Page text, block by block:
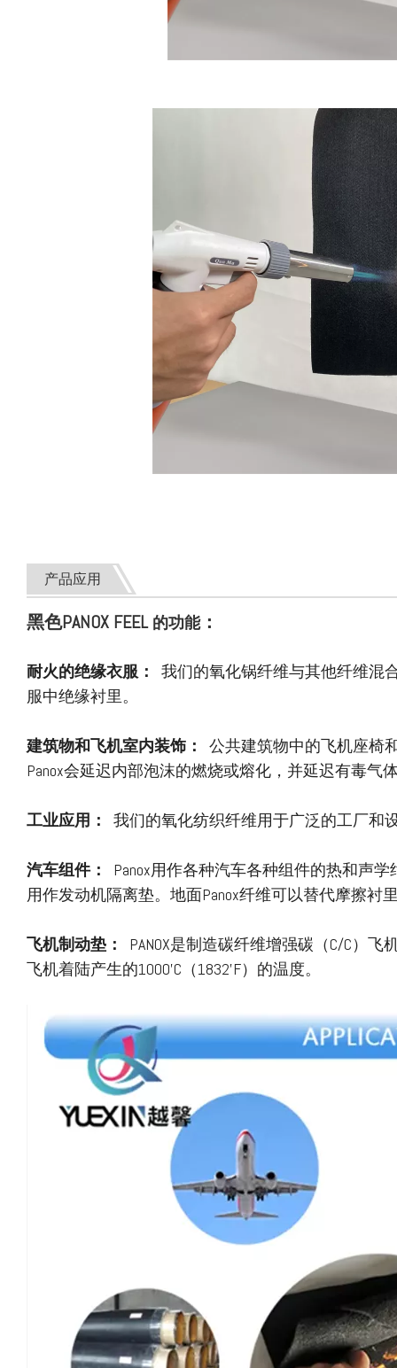
产品应用
黑色PANOX FEEL 的功能：
耐火的绝缘衣服：
我们的氧化锅纤维与其他纤维混
服中绝缘衬里。
建筑物和飞机室内装饰：
公共建筑物中的飞机座椅
Panox会延迟内部泡沫的燃烧或熔化，并延迟有毒气
工业应用： 我们的氧化纺织纤维用于广泛的工厂和
汽车组件：
Panox用作各种汽车各种组件的热和声
用作发动机隔离垫。地面Panox纤维可以替代摩擦衬
飞机制动垫：
PANOX是制造碳纤维增强碳（C/C）
飞机着陆产生的1000'C（1832'F）的温度。